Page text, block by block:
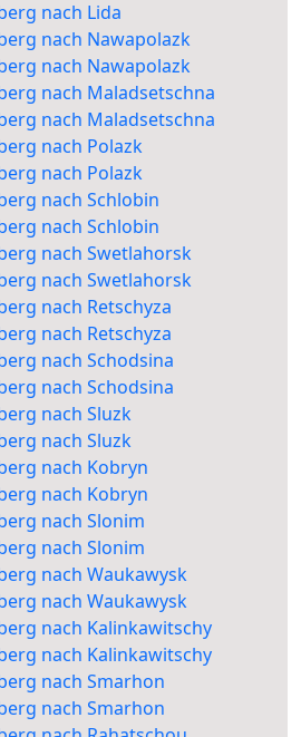
nach Lida
nach Nawapolazk
nach Nawapolazk
nach Maladsetschna
nach Maladsetschna
nach Polazk
nach Polazk
nach Schlobin
nach Schlobin
nach Swetlahorsk
nach Swetlahorsk
nach Retschyza
nach Retschyza
nach Schodsina
nach Schodsina
nach Sluzk
nach Sluzk
nach Kobryn
nach Kobryn
nach Slonim
nach Slonim
nach Waukawysk
nach Waukawysk
nach Kalinkawitschy
nach Kalinkawitschy
nach Smarhon
nach Smarhon